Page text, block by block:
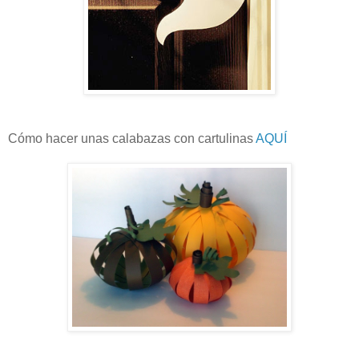
Cómo hacer unas calabazas con cartulinasAQUÍ